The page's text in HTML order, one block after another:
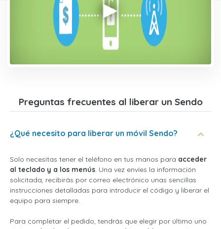
Preguntas frecuentes al liberar un Sendo
¿Qué necesito para liberar un móvil Sendo?
Solo necesitas tener el teléfono en tus manos para acceder
al teclado y a los menús. Una vez envíes la información
solicitada, recibirás por correo electrónico unas sencillas
instrucciones detalladas para introducir el código y liberar el
equipo para siempre.
Para completar el pedido, tendrás que elegir por último uno